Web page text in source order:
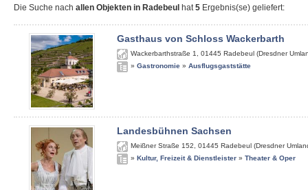
Die Suche nach allen Objekten in Radebeul hat5 Ergebnis(se) geliefert:
Gasthaus von Schloss Wackerbarth
Wackerbarthstraße 1 01445 Radebeul (Dresdner
» Gastronomie » Ausflugsgaststätte
Landesbühnen Sachsen
Meißner Straße 152 01445 Radebeul (Dresdner
» Kultur, Freizeit & Dienstleister » Theater & Oper